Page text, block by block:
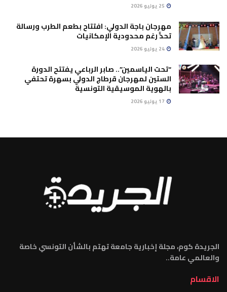
مهرجان باجة الدولي: افتتاح بطعم الطرب ورسالة
تحدٍّ رغم محدودية الإمكانيات
“تحت الياسمين”.. صابر الرباعي يفتتح الدورة
الستين لمهرجان قرطاج الدولي بسهرة تحتفي
بالهوية الموسيقية التونسية
الجريدة كوم، مجلة إخبارية جامعة تهتم بالشأن التونسي خاصة
والعالمي عامة..
الاقسام